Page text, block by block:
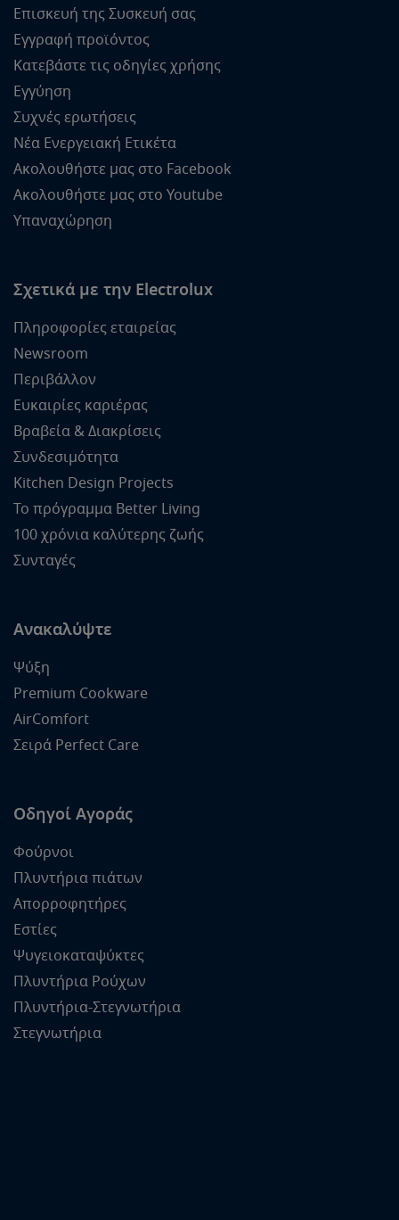
Επισκευή της Συσκευή σας
Εγγραφή προϊόντος
Κατεβάστε τις οδηγίες χρήσης
Εγγύηση
Συχνές ερωτήσεις
Νέα Ενεργειακή Ετικέτα
Ακολουθήστε μας στο Facebook
Ακολουθήστε μας στο Youtube
Υπαναχώρηση
Σχετικά με την Electrolux
Πληροφορίες εταιρείας
Newsroom
Περιβάλλον
Ευκαιρίες καριέρας
Βραβεία & Διακρίσεις
Συνδεσιμότητα
Kitchen Design Projects
Το πρόγραμμα Better Living
100 χρόνια καλύτερης ζωής
Συνταγές
Ανακαλύψτε
Ψύξη
Premium Cookware
AirComfort
Σειρά Perfect Care
Οδηγοί Αγοράς
Φούρνοι
Πλυντήρια πιάτων
Απορροφητήρες
Εστίες
Ψυγειοκαταψύκτες
Πλυντήρια Ρούχων
Πλυντήρια-Στεγνωτήρια
Στεγνωτήρια